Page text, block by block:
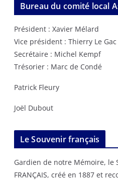
Bureau du comité local
Président : Xavier Mélard
Vice président : Thierry Le Gac
Secrétaire : Michel Kempf
Trésorier : Marc de Condé
Patrick Fleury
Joël Dubout
Le Souvenir français
Gardien de notre Mémoire, le
FRANÇAIS, créé en 1887 et